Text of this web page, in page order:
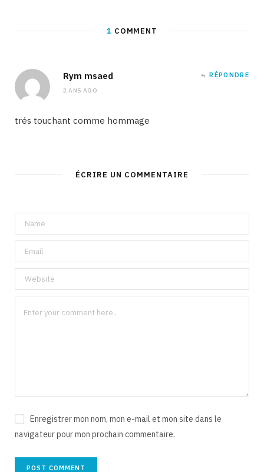
1 COMMENT
Rym msaed
2 ANS AGO
RÉPONDRE
trés touchant comme hommage
ÉCRIRE UN COMMENTAIRE
Enregistrer mon nom, mon e-mail et mon site dans le
navigateur pour mon prochain commentaire.